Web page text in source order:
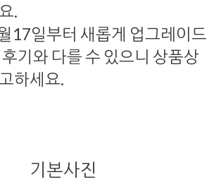
.
17일부터 새롭게 업그레이드
기와 다를 수 있으니 상품상
하세요.
기본사진